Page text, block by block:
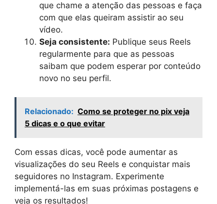
que chame a atenção das pessoas e faça
com que elas queiram assistir ao seu
vídeo.
Seja consistente: Publique seus Reels
regularmente para que as pessoas
saibam que podem esperar por conteúdo
novo no seu perfil.
Relacionado: Como se proteger no pix veja
5 dicas e o que evitar
Com essas dicas, você pode aumentar as
visualizações do seu Reels e conquistar mais
seguidores no Instagram. Experimente
implementá-las em suas próximas postagens e
veja os resultados!